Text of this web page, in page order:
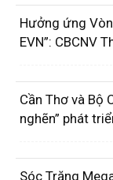
Hưởng ứng
EVN”: CBCNV
Cần Thơ và Bộ
nghẽn” phát
Sóc Trăng